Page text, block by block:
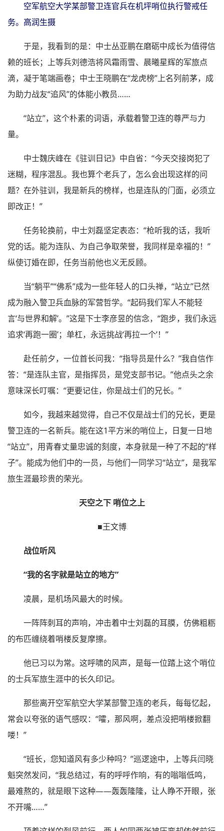
空军航空大学某部警卫连官兵在机坪哨位执行警戒任
务。高润生摄
于是，我看到的是：中士丛亚鹏在磨砺中成长为值得信
赖的班长；上等兵刘德浩将风霜雨雪、晨曦星辉的军旅点
滴，凝于笔端画卷；中士王晓鹏在“龙虎榜”上名列前茅，成
为助力战友“追风”的体能小教员……
“站立”，这个朴素的词语，承载着警卫连的尊严与力
量。
中士魏庆峰在《驻训日记》中自省：“今天交接岗犯了
迷糊，程序混乱。我也算个老兵了，怎么会出现这样的问
题？在外驻训，我是新兵的榜样，也是连队的门面，必须立
即改正！”
任务轮换前，中士刘磊坚定表态：“枪听我的话，我听
党的话。能为连队、为自己争取荣誉，我同样是幸福的！”
纵使订婚在即，任务当前他也义无反顾。
当“躺平”“佛系”成为一些年轻人的口头禅，“站立”已然
成为融入警卫兵血脉的军营哲学。“起码我们军人不能轻
言‘与世界和解’。”这是下士李彦昱的信念，“跑步，我们永远
追求‘再跑一圈’；单杠，永远挑战‘再拉一个’！”
赴任前夕，一位首长问我：“指导员是什么？”我自信作
答：“是连队主官，是指挥员，是党支部书记。”他点头之余
意味深长叮嘱：“更要记住，你是战士们的兄长。”
如今，我越来越觉得，自己不仅是战士们的兄长，更是
警卫连的一名新兵。能在这1平方米的哨位上，日复一日地
“站立”，用青春丈量忠诚的刻度，本身就是一种了不起的“样
子”。能成为他们中的一员，与他们一同学习“站立”，是我军
旅生涯最珍贵的荣光。
天空之下 哨位之上
■王文博
战位听风
“我的名字就是站立的地方”
凌晨，是机场风最大的时候。
一阵阵刺耳的声响，冲击着中士刘磊的耳膜，仿佛粗粝
的布匹缠绕着哨楼反复摩擦。
他已习以为常。这呼啸的风声，是每一位踏上这个哨位
的士兵军旅生涯中的长久印记。
那些离开空军航空大学某部警卫连的老兵，每每忆起，
常会以夸张的语气感叹：“嚯，那风啊，差点没把哨楼掀翻
喽！”
“班长，您知道风有多少种吗？”巡逻途中，上等兵闫晓
魁突然发问，“我总结过，有的呼呼作响，有的嗡嗡低鸣，
最难熬的，就是眼下这种——轰轰隆隆，让人睁不开眼，张
不开嘴……”